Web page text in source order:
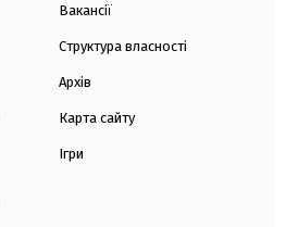
Вакансії
Структура власності
Архів
Карта сайту
Ігри